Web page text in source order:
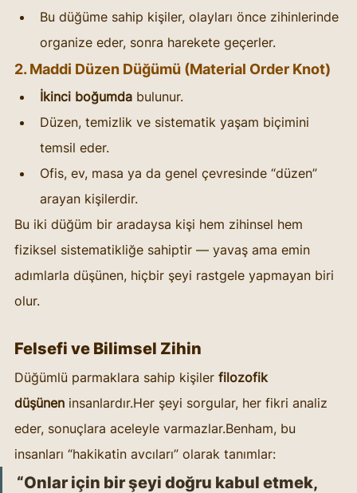
Bu düğüme sahip kişiler, olayları önce zihinlerinde
organize eder, sonra harekete geçerler.
2. Maddi Düzen Düğümü (Material Order Knot)
İkinci boğumda bulunur.
Düzen, temizlik ve sistematik yaşam biçimini
temsil eder.
Ofis, ev, masa ya da genel çevresinde “düzen”
arayan kişilerdir.
Bu iki düğüm bir aradaysa kişi hem zihinsel hem
fiziksel sistematikliğe sahiptir — yavaş ama emin
adımlarla düşünen, hiçbir şeyi rastgele yapmayan biri
olur.
Felsefi ve Bilimsel Zihin
Düğümlü parmaklara sahip kişiler filozofik
düşünen insanlardır.Her şeyi sorgular, her fikri analiz
eder, sonuçlara aceleyle varmazlar.Benham, bu
insanları “hakikatin avcıları” olarak tanımlar:
“Onlar için bir şeyi doğru kabul etmek,